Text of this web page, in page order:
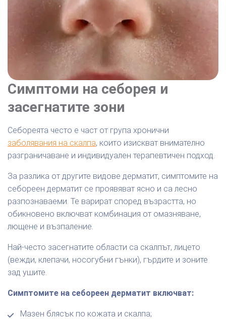
Симптоми на себорея и
засегнатите зони
Себореята често е част от група хронични
заболявания на скалпа, които изискват внимателно
разграничаване и индивидуален терапевтичен подход.
За разлика от другите видове дерматит, симптомите на
себореен дерматит се проявяват ясно и са лесно
разпознаваеми. Те варират според възрастта, но
обикновено включват комбинация от омазняване,
лющене и възпаление.
Най-често засегнатите области са скалпът, лицето
(вежди, клепачи, носогубни гънки), гърдите и зоните
зад ушите.
Симптомите на себореен дерматит включват:
Мазен блясък по кожата и скалпа;